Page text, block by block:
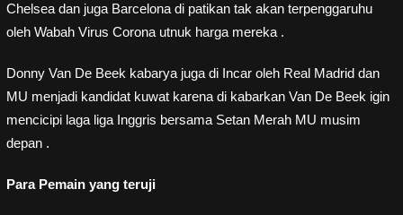
Chelsea dan juga Barcelona di patikan tak akan terpenggaruhu
oleh Wabah Virus Corona utnuk harga mereka .
Donny Van De Beek kabarya juga di Incar oleh Real Madrid dan
MU menjadi kandidat kuwat karena di kabarkan Van De Beek igin
mencicipi laga liga Inggris bersama Setan Merah MU musim
depan .
Para Pemain yang teruji